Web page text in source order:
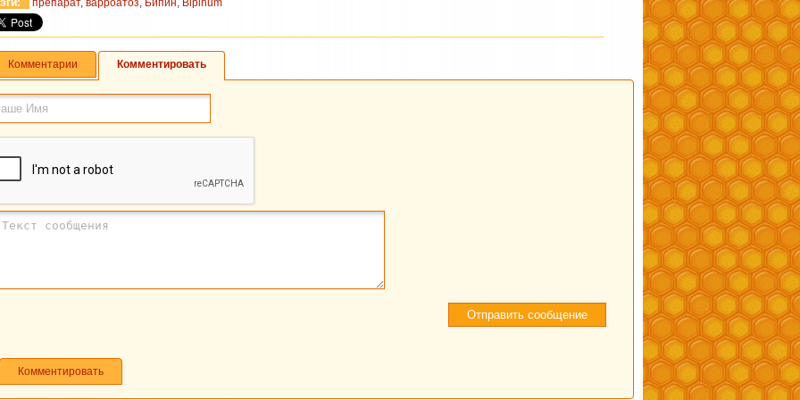
препарат, варроатоз, Бипин , Bipinum
Комментарии Комментировать
Комментировать